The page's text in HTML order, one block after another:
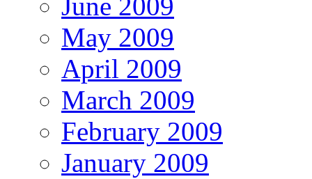
June 2009
May 2009
April 2009
March 2009
February 2009
January 2009